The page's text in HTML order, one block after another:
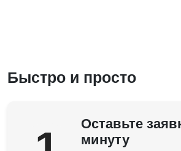
Быстро и просто
Оставьте
минуту